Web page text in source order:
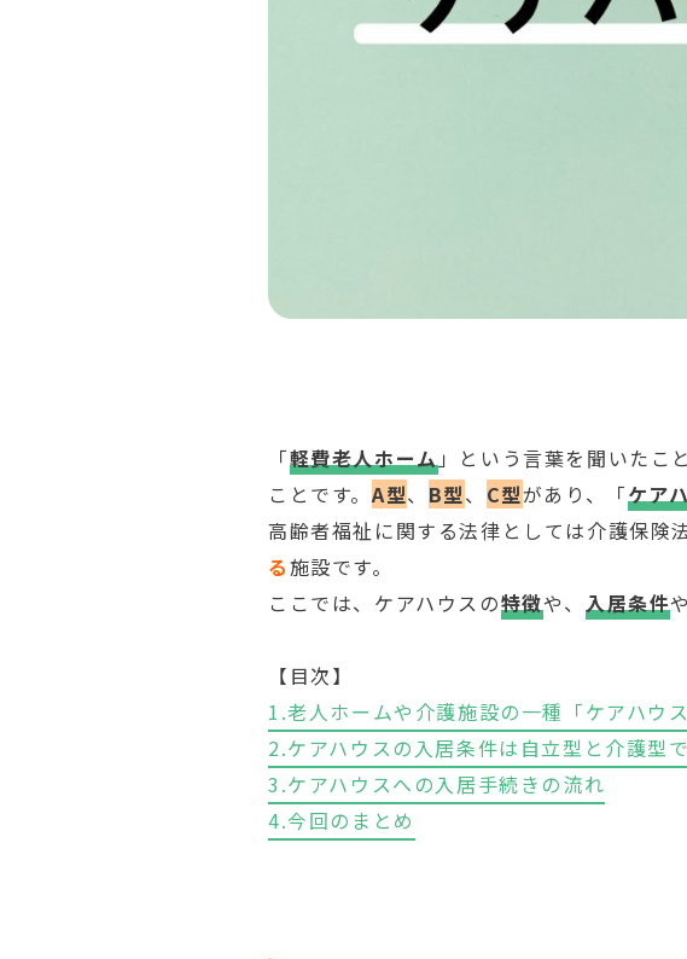
「軽費老人ホーム」という言葉を聞いたこ
ことです。A型、 B型、 C型があり、「ケア
高齢者福祉に関する法律としては介護保険
る施設です。
ここでは、ケアハウスの特徴や、入居条件
【目次】
1.老人ホームや介護施設の一種「ケアハウ
2.ケアハウスの入居条件は自立型と介護型
3.ケアハウスへの入居手続きの流れ
4.今回のまとめ